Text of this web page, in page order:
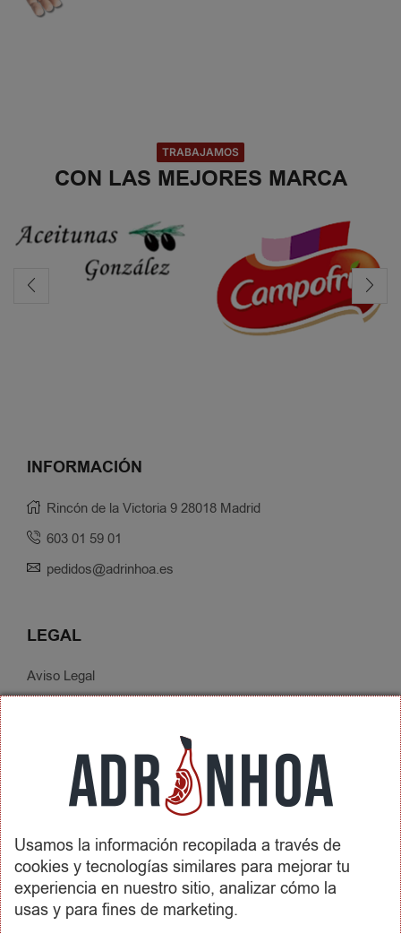
TRABAJAMOS
CON LAS MEJORES MARCA
INFORMACIÓN
Rincón de la Victoria 9 28018 Madrid
603 01 59 01
pedidos@adrinhoa.es
LEGAL
Aviso Legal
Condiciones de Contratación
Envíos y Devoluciones
SOBRE ADRINHOA
Conócenos
Contactar
Usamos la información recopilada a través de
cookies y tecnologías similares para mejorar tu
experiencia en nuestro sitio, analizar cómo la
usas y para fines de marketing.